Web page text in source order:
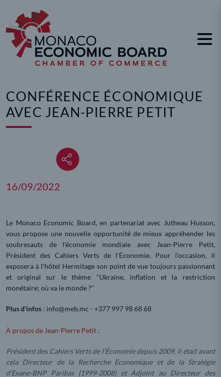
CONFÉRENCE ÉCONOMIQUE
AVEC JEAN-PIERRE PETIT
16/09/2022
Le Monaco Economic Board, en partenariat avec Jutheau Husson,
vous propose une nouvelle opportunité de mieux appréhender les
soubresauts de l'économie mondiale avec Jean-Pierre Petit,
Président des Cahiers Verts de l'Économie. Pour l'occasion, il
exposera à l'hôtel Hermitage son point de vue toujours passionnant
et original sur le thème "Ukraine, inflation et la restriction
monétaire; où va le monde ?"
Plus d'infos : info@meb.mc - +377 997 98 68 68
À propos de Jean-Pierre Petit :
Président des Cahiers Verts de l’Économie depuis 2009, il était avant
cela Directeur de la Recherche Economique et de la Stratégie
d’Exane-BNP Paribas (1999-2008) et Adjoint au Directeur des